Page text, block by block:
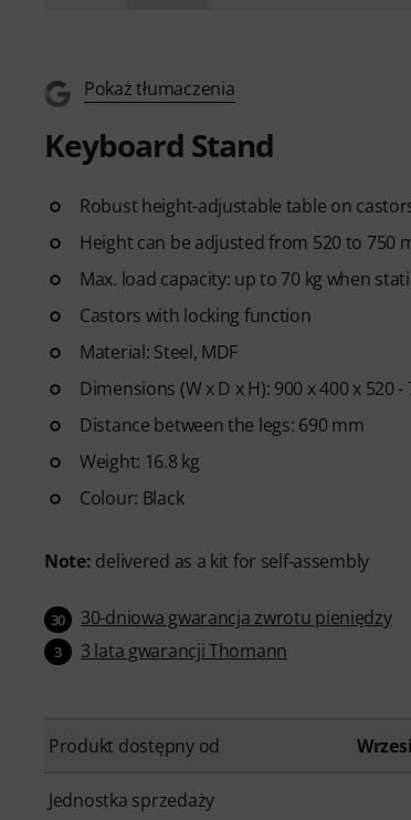
Pokaż tłumaczenia
Keyboard Stand
Robust height-adjustable table on
Height can be adjusted from 520 to 750
Max. load capacity: up to 70 kg when
Castors with locking function
Material: Steel, MDF
Dimensions (W x D x H): 900 x 400 x 520 -
Distance between the legs: 690 mm
Weight: 16.8 kg
Colour: Black
Note: delivered as a kit for self-assembly
30 30-dniowa gwarancja zwrotu pieniędzy
3 3 lata gwarancji Thomann
Produkt dostępny od
Jednostka sprzedaży